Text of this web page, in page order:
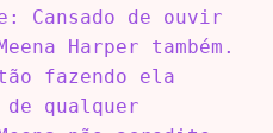
Cansado de ouvir
Harper também.
fazendo ela
qualquer